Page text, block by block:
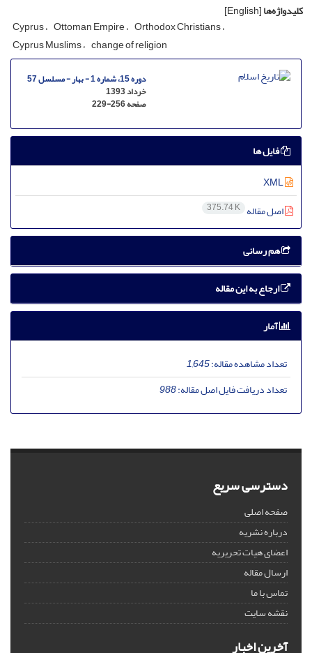
کلیدواژه‌ها[English]
Cyprus Ottoman Empire Orthodox Christians
Cyprus Muslims change of religion
دوره 15، شماره 1 - بهار - مسلسل 57
خرداد 1393
صفحه229-256
فایل ها
اصل مقاله 375.74 K
هم رسانی
ارجاع به این مقاله
آمار
تعداد مشاهده مقاله:1,645
تعداد دریافت فایل اصل مقاله:988
دسترسی سریع
صفحه اصلی
درباره نشریه
اعضای هیات تحریریه
ارسال مقاله
تماس با ما
نقشه سایت
آخرین اخبار